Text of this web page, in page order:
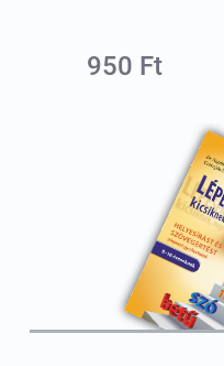
950 Ft